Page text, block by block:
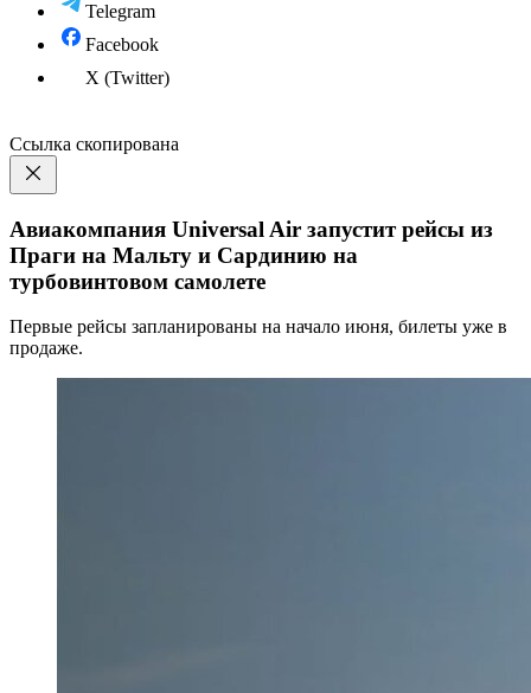
Telegram
Facebook
X (Twitter)
Ссылка скопирована
Авиакомпания Universal Air запустит рейсы из
Праги на Мальту и Сардинию на
турбовинтовом самолете
Первые рейсы запланированы на начало июня, билеты уже в
продаже.